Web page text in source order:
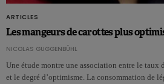
ARTICLES
Les mangeurs de carottes plus
NICOLAS GUGGENBÜHL
Une étude montre une association entre le taux
et le degré d’optimisme. La consommation de